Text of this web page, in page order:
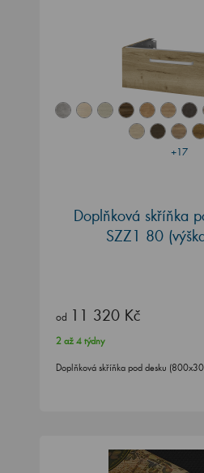
+17
Doplňková skříňka
SZZ1 80
od 11 320 Kč
2 až 4 týdny
Doplňková skříňka pod desku